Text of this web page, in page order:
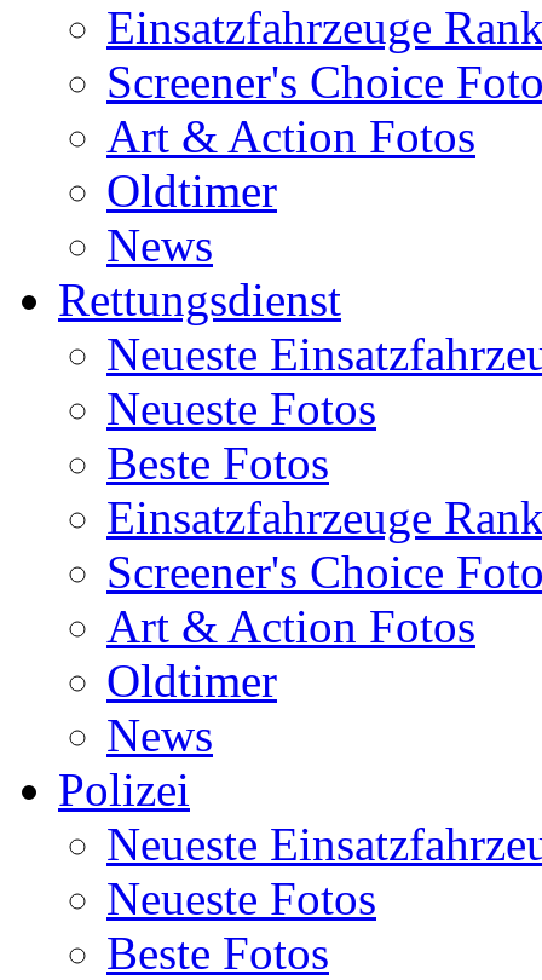
Einsatzfahrzeuge
Screener's Choice
Art & Action Fotos
Oldtimer
News
Rettungsdienst
Neueste
Neueste Fotos
Beste Fotos
Einsatzfahrzeuge
Screener's Choice
Art & Action Fotos
Oldtimer
News
Polizei
Neueste
Neueste Fotos
Beste Fotos